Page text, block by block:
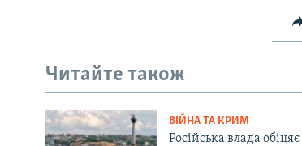
Читайте також
ВІЙНА ТА КРИМ
Російська влада